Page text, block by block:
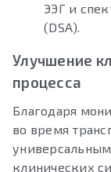
ЭЭГ и
(DSA).
Улучшение
процесса
Благодаря
во время
клинических